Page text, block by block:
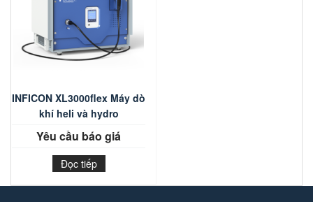
INFICON XL3000flex Máy dò
khí heli và hydro
Yêu cầu báo giá
Đọc tiếp